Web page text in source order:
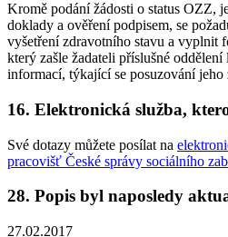
Kromě podání žádosti o status OZZ,
doklady a ověření podpisem, se
vyšetření zdravotního stavu a vyplnit
který zašle žadateli příslušné
informací, týkající se posuzování jeho
16. Elektronická služba,
Své dotazy můžete posílat na
pracovišť České správy sociálního
28. Popis byl naposledy
27.02.2017